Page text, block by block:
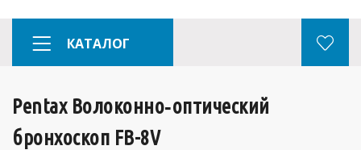
КАТАЛОГ
Pentax Волоконно‑оптический
бронхоскоп FB-8V